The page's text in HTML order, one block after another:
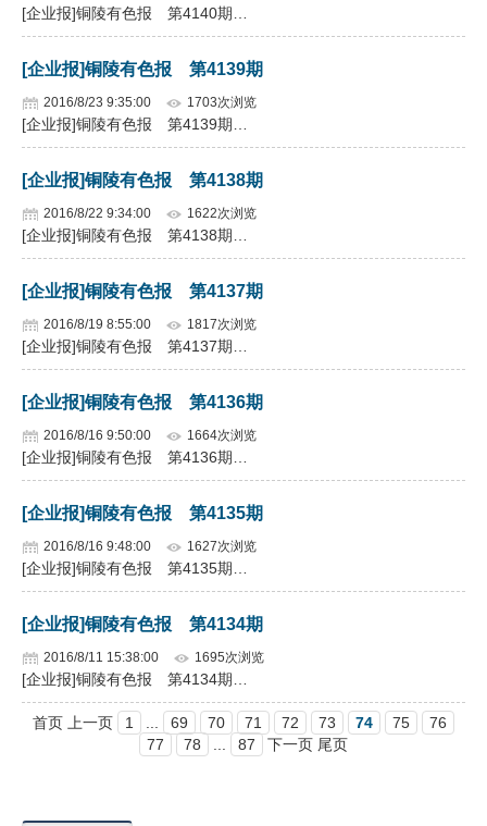
[企业报]铜陵有色报 第4140期…
[企业报]铜陵有色报 第4139期
2016/8/23 9:35:00 1703次浏览
[企业报]铜陵有色报 第4139期…
[企业报]铜陵有色报 第4138期
2016/8/22 9:34:00 1622次浏览
[企业报]铜陵有色报 第4138期…
[企业报]铜陵有色报 第4137期
2016/8/19 8:55:00 1817次浏览
[企业报]铜陵有色报 第4137期…
[企业报]铜陵有色报 第4136期
2016/8/16 9:50:00 1664次浏览
[企业报]铜陵有色报 第4136期…
[企业报]铜陵有色报 第4135期
2016/8/16 9:48:00 1627次浏览
[企业报]铜陵有色报 第4135期…
[企业报]铜陵有色报 第4134期
2016/8/11 15:38:00 1695次浏览
[企业报]铜陵有色报 第4134期…
首页 上一页 1 69 70 71 72 73 74 75
76
77
78 87 下一页 尾页